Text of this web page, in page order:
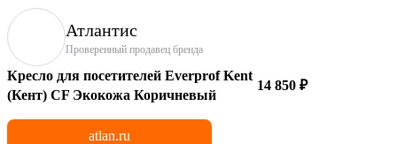
Атлантис
Проверенный продавец бренда
Кресло для посетителей Everprof Kent
(Кент) CF Экокожа Коричневый
14 850 ₽
atlan.ru